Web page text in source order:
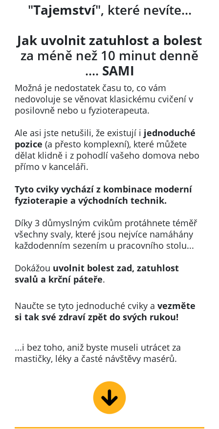
"Tajemství", které nevíte...
Jak uvolnit zatuhlost a bolest
za méně než 10 minut denně
.... SAMI
Možná je nedostatek času to, co vám
nedovoluje se věnovat klasickému cvičení v
posilovně nebo u fyzioterapeuta.
Ale asi jste netušili, že existují i jednoduché
pozice (a přesto komplexní), které můžete
dělat klidně i z pohodlí vašeho domova nebo
přímo v kanceláři.
Tyto cviky vychází z kombinace moderní
fyzioterapie a východních technik.
Díky 3 důmyslným cvikům protáhnete téměř
všechny svaly, které jsou nejvíce namáhány
každodenním sezením u pracovního stolu...
Dokážou uvolnit bolest zad, zatuhlost
svalů a krční páteře.
Naučte se tyto jednoduché cviky a vezměte
si tak své zdraví zpět do svých rukou!
...i bez toho, aniž byste museli utrácet za
mastičky, léky a časté návštěvy masérů.